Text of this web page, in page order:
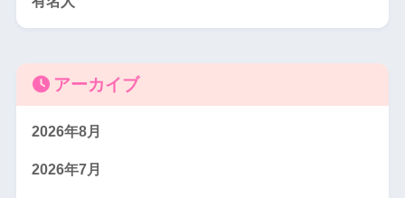
アーカイブ
2026年8月
2026年7月